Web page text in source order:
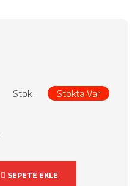
Stok :
Stokta Var
SEPETE EKLE